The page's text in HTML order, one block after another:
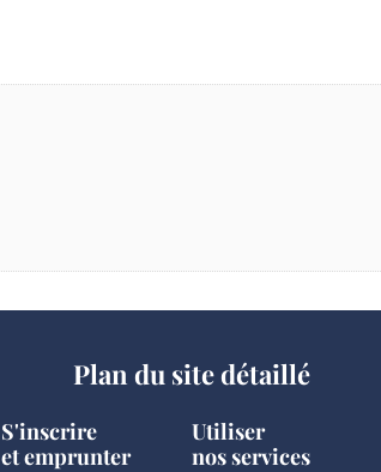
Plan du site détaillé
S'inscrire
et emprunter
Utiliser
nos services